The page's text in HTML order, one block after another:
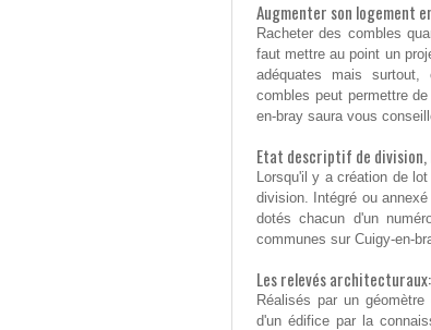
Augmenter son logement
Racheter des combles
faut mettre au point un
adéquates mais surtout,
combles peut permettre
en-bray saura vous
Etat descriptif de division,
Lorsqu'il y a création de
division. Intégré ou
dotés chacun d'un
communes sur Cuigy-en-
Les relevés
Réalisés par un
d'un édifice par la